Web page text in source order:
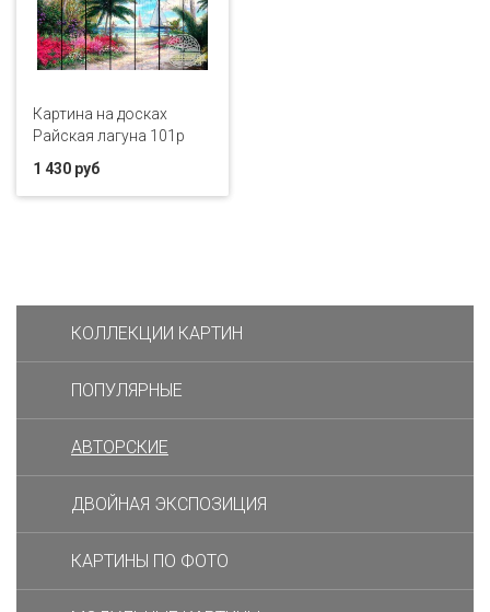
Картина на досках
Райская лагуна 101p
1 430 руб
КОЛЛЕКЦИИ КАРТИН
ПОПУЛЯРНЫЕ
АВТОРСКИЕ
ДВОЙНАЯ ЭКСПОЗИЦИЯ
КАРТИНЫ ПО ФОТО